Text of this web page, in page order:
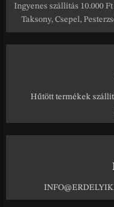
Ingyenes szállítás 10.000
Taksony, Csepel,
Hűtött termékek